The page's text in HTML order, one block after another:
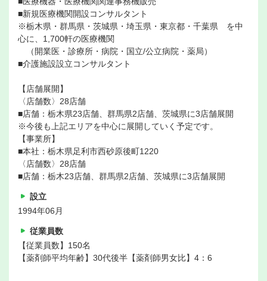
■新規医療機関開設コンサルタント
※栃木県・群馬県・茨城県・埼玉県・東京都・千葉県 を中
心に、1,700軒の医療機関
（開業医・診療所・病院・国立/公立病院・薬局）
■介護施設設立コンサルタント
【店舗展開】
〈店舗数〉28店舗
■店舗：栃木県23店舗、群馬県2店舗、茨城県に3店舗展開
※今後も上記エリアを中心に展開していく予定です。
【事業所】
■本社：栃木県足利市西砂原後町1220
〈店舗数〉28店舗
■店舗：栃木23店舗、群馬県2店舗、茨城県に3店舗展開
設立
1994年06月
従業員数
【従業員数】150名
【薬剤師平均年齢】30代後半【薬剤師男女比】4：6